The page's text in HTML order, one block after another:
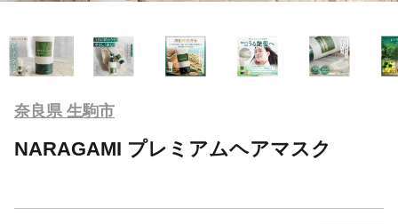
奈良県 生駒市
NARAGAMI プレミアムヘアマスク